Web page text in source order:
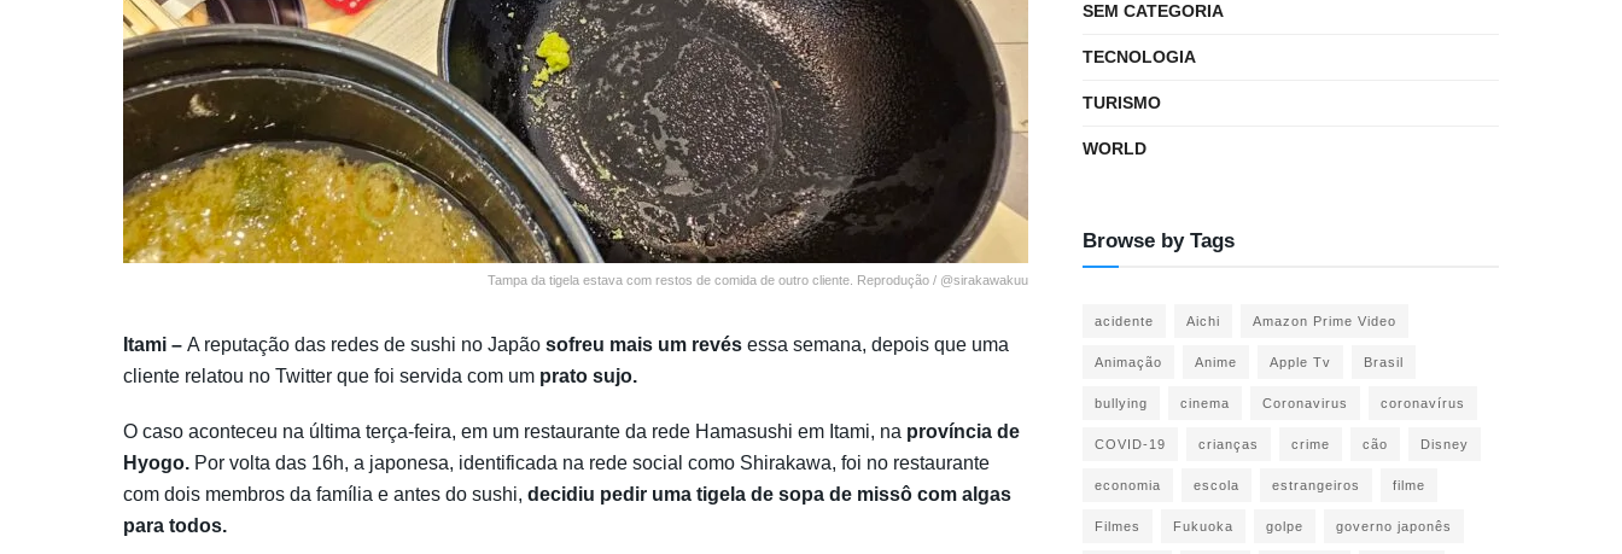
Tampa da tigela estava com restos de comida de outro cliente. Reprodução / @sirakawakuu
Itami – A reputação das redes de sushi no Japão sofreu mais um revés essa semana, depois que uma
cliente relatou no Twitter que foi servida com um prato sujo.
O caso aconteceu na última terça-feira, em um restaurante da rede Hamasushi em Itami, na província de
Hyogo. Por volta das 16h, a japonesa, identificada na rede social como Shirakawa, foi no restaurante
com dois membros da família e antes do sushi, decidiu pedir uma tigela de sopa de missô com algas
para todos.
SEM CATEGORIA
TECNOLOGIA
TURISMO
WORLD
Browse by Tags
acidente Aichi Amazon Prime Video
Animação Anime Apple Tv Brasil
bullying cinema Coronavirus coronavírus
COVID-19 crianças crime cão Disney
economia escola estrangeiros filme
Filmes Fukuoka golpe governo japonês